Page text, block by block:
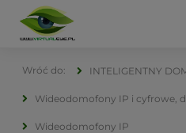
INTELIGENTNY
Wideodomofony IP i cyfrowe,
Wideodomofony IP